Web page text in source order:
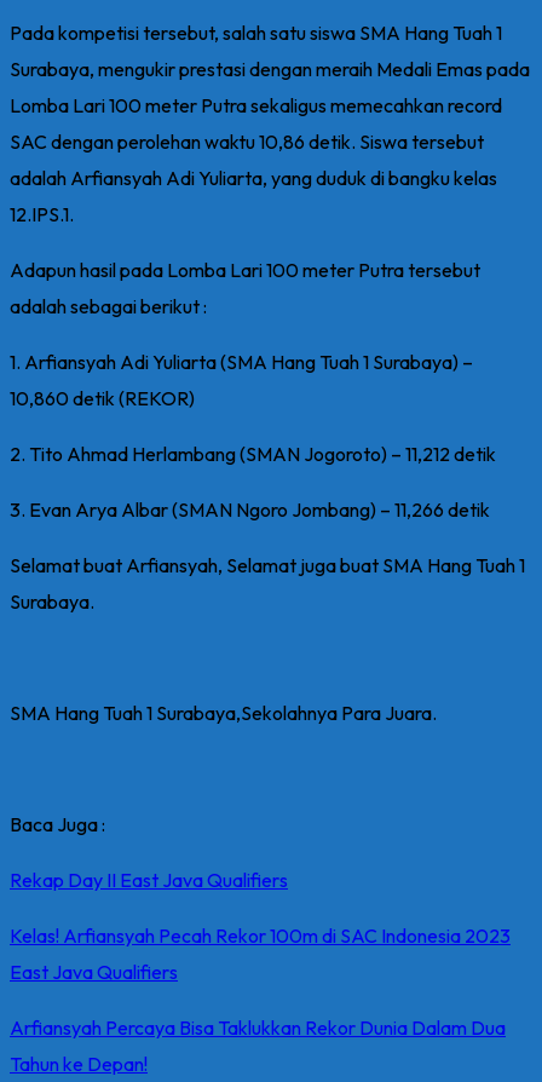
Pada kompetisi tersebut, salah satu siswa SMA Hang Tuah 1
Surabaya, mengukir prestasi dengan meraih Medali Emas pada
Lomba Lari 100 meter Putra sekaligus memecahkan record
SAC dengan perolehan waktu 10,86 detik. Siswa tersebut
adalah Arfiansyah Adi Yuliarta, yang duduk di bangku kelas
12.IPS.1.
Adapun hasil pada Lomba Lari 100 meter Putra tersebut
adalah sebagai berikut :
1. Arfiansyah Adi Yuliarta (SMA Hang Tuah 1 Surabaya) –
10,860 detik (REKOR)
2. Tito Ahmad Herlambang (SMAN Jogoroto) – 11,212 detik
3. Evan Arya Albar (SMAN Ngoro Jombang) – 11,266 detik
Selamat buat Arfiansyah, Selamat juga buat SMA Hang Tuah 1
Surabaya.
SMA Hang Tuah 1 Surabaya,Sekolahnya Para Juara.
Baca Juga :
Rekap Day II East Java Qualifiers
Kelas! Arfiansyah Pecah Rekor 100m di SAC Indonesia 2023
East Java Qualifiers
Arfiansyah Percaya Bisa Taklukkan Rekor Dunia Dalam Dua
Tahun ke Depan!